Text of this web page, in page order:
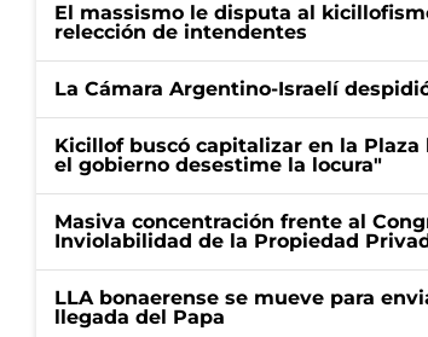
El massismo le disputa al
relección de intendentes
La Cámara Argentino-Israelí
Kicillof buscó capitalizar en la
el gobierno desestime la locura"
Masiva concentración frente al
Inviolabilidad de la Propiedad
LLA bonaerense se mueve para
llegada del Papa